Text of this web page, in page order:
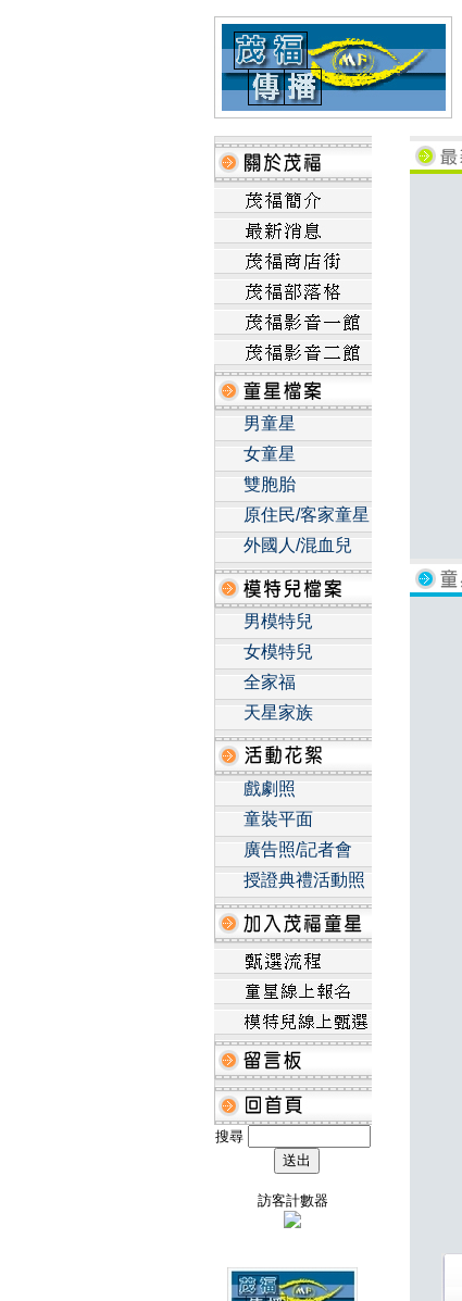
男童星
女童星
雙胞胎
原住民/客家童星
外國人/混血兒
男模特兒
女模特兒
全家福
天星家族
戲劇照
童裝平面
廣告照/記者會
授證典禮活動照
搜尋
訪客計數器